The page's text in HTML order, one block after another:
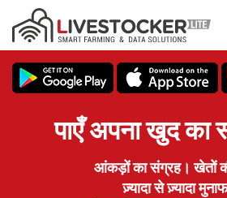
main
पाएँ अपना खुद का
आंकड़ों का संग्रह। खेतों
ज़्यादा से ज़्यादा